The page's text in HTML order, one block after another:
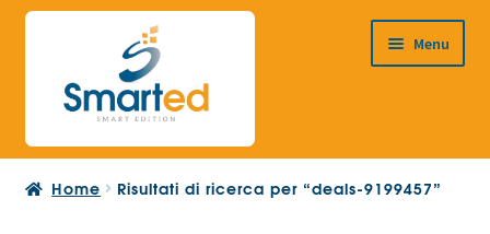
Vai
navigazione
Vai
contenuto
Menu
HOME
Home Risultati di ricerca per “deals-9199457”